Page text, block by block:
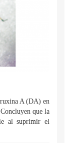
A (DA) en
que la
al suprimir el